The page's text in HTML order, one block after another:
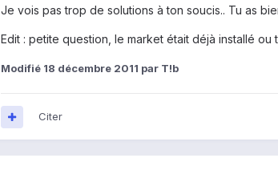
Je vois pas trop de solutions à ton soucis.. Tu as
Edit : petite question, le market était déjà installé ou
Modifié 18 décembre 2011 par T!b
Citer